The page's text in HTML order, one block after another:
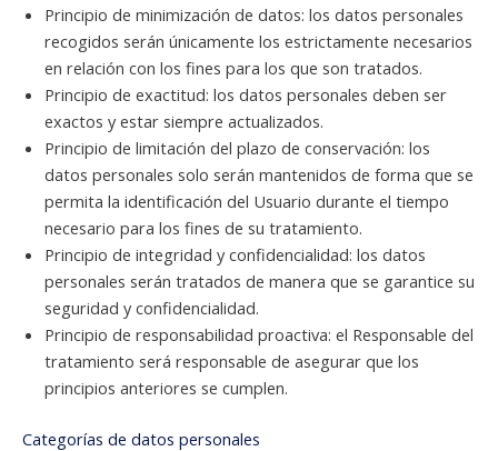
Principio de minimización de datos: los datos personales
recogidos serán únicamente los estrictamente necesarios
en relación con los fines para los que son tratados.
Principio de exactitud: los datos personales deben ser
exactos y estar siempre actualizados.
Principio de limitación del plazo de conservación: los
datos personales solo serán mantenidos de forma que se
permita la identificación del Usuario durante el tiempo
necesario para los fines de su tratamiento.
Principio de integridad y confidencialidad: los datos
personales serán tratados de manera que se garantice su
seguridad y confidencialidad.
Principio de responsabilidad proactiva: el Responsable del
tratamiento será responsable de asegurar que los
principios anteriores se cumplen.
Categorías de datos personales